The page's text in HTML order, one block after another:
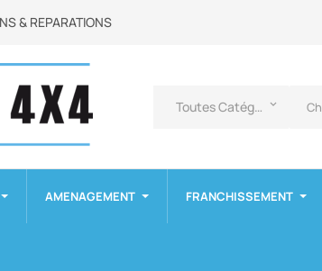
& REPARATIONS
Toutes Catégories keyboard_arrow_down
AMENAGEMENT FRANCHISSEMENT